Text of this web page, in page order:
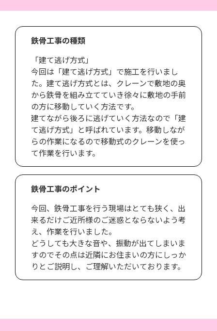
鉄骨工事の種類
「建て逃げ方式」
今回は「建て逃げ方式」で施工を行いまし
た。建て逃げ方式とは、クレーンで敷地の奥
から鉄骨を組み立てていき徐々に敷地の手前
の方に移動していく方法です。
建てながら後ろに逃げていく方法なので「建
て逃げ方式」と呼ばれています。移動しなが
らの作業になるので移動式のクレーンを使っ
て作業を行います。
鉄骨工事のポイント
今回、鉄骨工事を行う現場はとても狭く、出
来るだけご近所様のご迷惑とならないよう考
え、作業を行いました。
どうしても大きな音や、振動が出てしまいま
すのでその点は近隣にお住まいの方にしっか
りとご説明し、ご理解いただいております。